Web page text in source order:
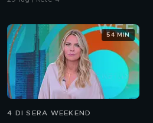
4 DI SERA WEEKEND
54 MIN